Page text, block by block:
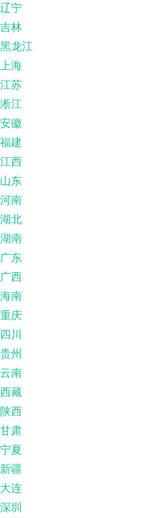
辽宁
吉林
黑龙江
上海
江苏
淅江
安徽
福建
江西
山东
河南
湖北
湖南
广东
广西
海南
重庆
四川
贵州
云南
西藏
陕西
甘肃
宁夏
新疆
大连
深圳